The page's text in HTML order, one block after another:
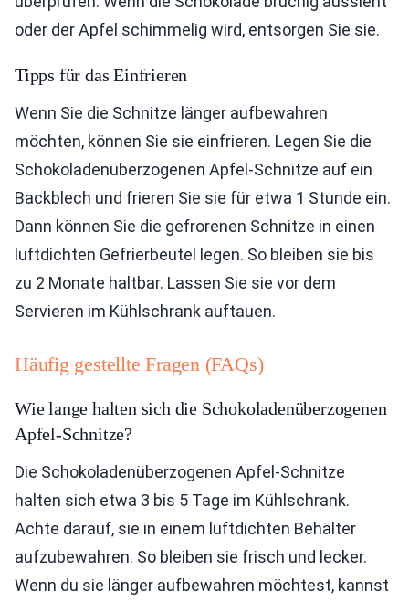
oder der Apfel schimmelig wird, entsorgen Sie sie.
Tipps für das Einfrieren
Wenn Sie die Schnitze länger aufbewahren
möchten, können Sie sie einfrieren. Legen Sie die
Schokoladenüberzogenen Apfel-Schnitze auf ein
Backblech und frieren Sie sie für etwa 1 Stunde ein.
Dann können Sie die gefrorenen Schnitze in einen
luftdichten Gefrierbeutel legen. So bleiben sie bis
zu 2 Monate haltbar. Lassen Sie sie vor dem
Servieren im Kühlschrank auftauen.
Häufig gestellte Fragen (FAQs)
Wie lange halten sich die Schokoladenüberzogenen
Apfel-Schnitze?
Die Schokoladenüberzogenen Apfel-Schnitze
halten sich etwa 3 bis 5 Tage im Kühlschrank.
Achte darauf, sie in einem luftdichten Behälter
aufzubewahren. So bleiben sie frisch und lecker.
Wenn du sie länger aufbewahren möchtest, kannst